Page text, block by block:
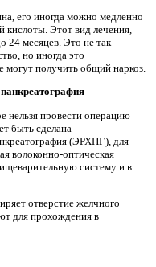
его иногда можно медленно
кислоты. Этот вид лечения,
24 месяцев. Это не так
но иногда это
получить общий наркоз.
нельзя провести операцию
быть сделана
(ЭРХПГ), для
волоконно-оптическая
систему и в
отверстие желчного
для прохождения в